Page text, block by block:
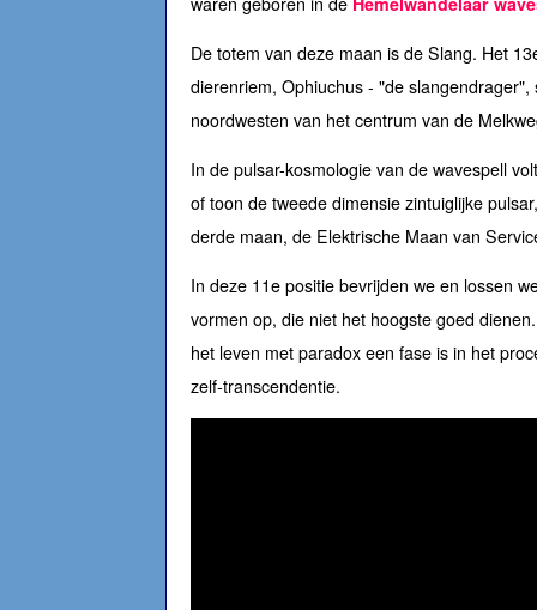
De totem van deze maan is de Slang. Het
dierenriem, Ophiuchus - "de slangendrager",
noordwesten van het centrum van de
In de pulsar-kosmologie van de wavespell
of toon de tweede dimensie zintuiglijke
derde maan, de Elektrische Maan van
In deze 11e positie bevrijden we en lossen
vormen op, die niet het hoogste goed
het leven met paradox een fase is in het
zelf-transcendentie.